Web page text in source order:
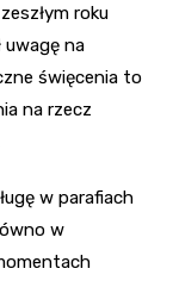
roku
uwagę na
święcenia to
na rzecz
w parafiach
w